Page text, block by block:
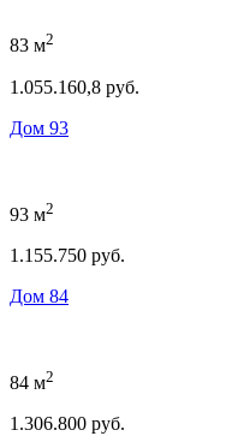
83 м2
1.055.160,8 руб.
Дом 93
93 м2
1.155.750 руб.
Дом 84
84 м2
1.306.800 руб.